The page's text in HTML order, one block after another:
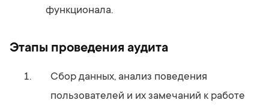
функционала.
Этапы проведения аудита
Сбор данных, анализ поведения
пользователей и их замечаний к работе